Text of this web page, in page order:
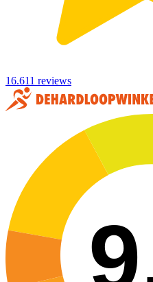
16.611 reviews